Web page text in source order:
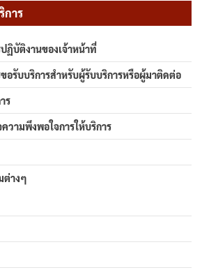
การ
ฏิบัติงานของเจ้าหน้าที่
อรับบริการสำหรับผู้รับบริการหรือผู้มาติดต่อ
ร
วามพึงพอใจการให้บริการ
ต่างๆ